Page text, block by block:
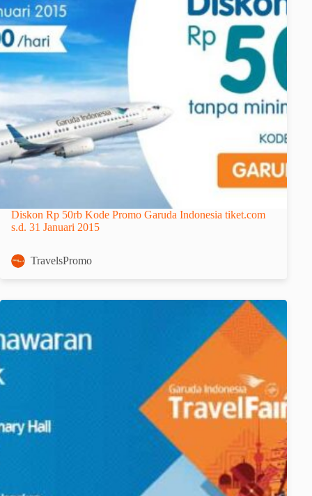
Diskon Rp 50rb Kode Promo Garuda Indonesia tiket.com
s.d. 31 Januari 2015
TravelsPromo